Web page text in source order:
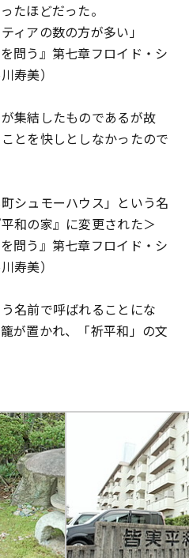
たほどだった。
ィアの数の方が多い」
問う』第七章フロイド・シ
寿美）
集結したものであるが故
とを快しとしなかったので
シュモーハウス」という名
和の家』に変更された＞
問う』第七章フロイド・シ
寿美）
名前で呼ばれることにな
が置かれ、「祈平和」の文